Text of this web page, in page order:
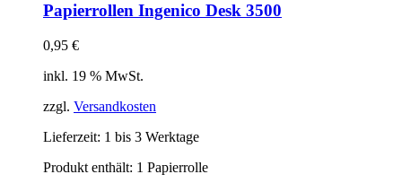
Papierrollen Ingenico Desk 3500
0,95 €
inkl. 19 % MwSt.
zzgl. Versandkosten
Lieferzeit: 1 bis 3 Werktage
Produkt enthält: 1 Papierrolle